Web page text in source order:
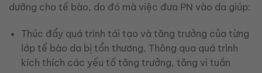
dưỡng cho tế bào, do đó mà việc đưa PN vào da giúp:
Thúc đẩy quá trình tái tạo và tăng trưởng của từng
lớp tế bào da bị tổn thương. Thông qua quá trình
kích thích các yếu tố tăng trưởng, tăng vi tuần